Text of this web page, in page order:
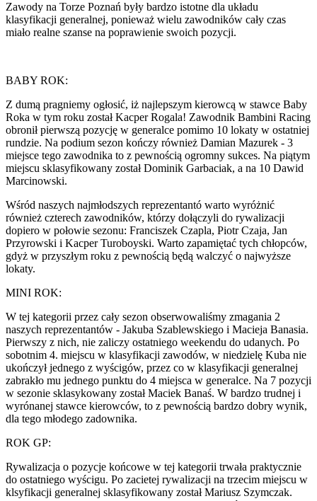
Zawody na Torze Poznań były bardzo istotne dla układu
klasyfikacji generalnej, ponieważ wielu zawodników cały czas
miało realne szanse na poprawienie swoich pozycji.
BABY ROK:
Z dumą pragniemy ogłosić, iż najlepszym kierowcą w stawce Baby
Roka w tym roku został Kacper Rogala! Zawodnik Bambini Racing
obronił pierwszą pozycję w generalce pomimo 10 lokaty w ostatniej
rundzie. Na podium sezon kończy również Damian Mazurek - 3
miejsce tego zawodnika to z pewnością ogromny sukces. Na piątym
miejscu sklasyfikowany został Dominik Garbaciak, a na 10 Dawid
Marcinowski.
Wśród naszych najmłodszych reprezentantó warto wyróżnić
również czterech zawodników, którzy dołączyli do rywalizacji
dopiero w połowie sezonu: Franciszek Czapla, Piotr Czaja, Jan
Przyrowski i Kacper Turoboyski. Warto zapamiętać tych chłopców,
gdyż w przyszłym roku z pewnością będą walczyć o najwyższe
lokaty.
MINI ROK:
W tej kategorii przez cały sezon obserwowaliśmy zmagania 2
naszych reprezentantów - Jakuba Szablewskiego i Macieja Banasia.
Pierwszy z nich, nie zaliczy ostatniego weekendu do udanych. Po
sobotnim 4. miejscu w klasyfikacji zawodów, w niedzielę Kuba nie
ukończył jednego z wyścigów, przez co w klasyfikacji generalnej
zabrakło mu jednego punktu do 4 miejsca w generalce. Na 7 pozycji
w sezonie sklasykowany został Maciek Banaś. W bardzo trudnej i
wyrónanej stawce kierowców, to z pewnością bardzo dobry wynik,
dla tego młodego zadownika.
ROK GP:
Rywalizacja o pozycje końcowe w tej kategorii trwała praktycznie
do ostatniego wyścigu. Po zacietej rywalizacji na trzecim miejscu w
klsyfikacji generalnej sklasyfikowany został Mariusz Szymczak.